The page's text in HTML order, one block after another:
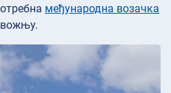
међународна возачка